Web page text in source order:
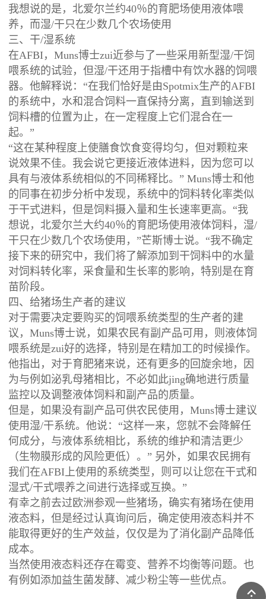
我想说的是，北爱尔兰约40％的育肥场使用液体喂
养，而湿/干只在少数几个农场使用
三、干/湿系统
在AFBI，Muns博士zui近参与了一些采用新型湿/干饲
喂系统的试验，但湿/干还用于指槽中有饮水器的饲喂
器。他解释说：“在我们恰好是由Spotmix生产的AFBI
的系统中，水和混合饲料一直保持分离，直到输送到
饲料槽的位置为止，在一定程度上它们混合在一
起。”
“这在某种程度上使膳食饮食变得均匀，但对颗粒来
说效果不佳。我会说它更接近液体进料，因为您可以
具有与液体系统相似的不同稀释比。” Muns博士和他
的同事在初步分析中发现，系统中的饲料转化率类似
于干式进料，但是饲料摄入量和生长速率更高。“我
想说，北爱尔兰大约40％的育肥场使用液体饲料，湿/
干只在少数几个农场使用，”芒斯博士说。“我不确定
接下来的研究中，我们将了解添加到干饲料中的水量
对饲料转化率，采食量和生长率的影响，特别是在育
苗阶段。
四、给猪场生产者的建议
对于需要决定要购买的饲喂系统类型的生产者的建
议，Muns博士说，如果农民有副产品可用，则液体饲
喂系统是zui好的选择，特别是在精加工的时候操作。
他指出，对于育肥猪来说，还有更多的回旋余地，因
为与例如泌乳母猪相比，不必如此jing确地进行质量
监控以及调整液体饲料和副产品的质量。
但是，如果没有副产品可供农民使用，Muns博士建议
使用湿/干系统。他说：“这样一来，您就不会降解任
何成分，与液体系统相比，系统的维护和清洁更少
（生物膜形成的风险更低）。” 另外，如果农民拥有
我们在AFBI上使用的系统类型，则可以让您在干式和
湿式/干式喂养之间进行选择或互换。”
有幸之前去过欧洲参观一些猪场，确实有猪场在使用
液态料，但是经过认真询问后，确定使用液态料并不
能取得更好的生产效益，仅仅是为了消化副产品降低
成本。
当然使用液态料还存在霉变、营养不均衡等问题。也
有例如添加益生菌发酵、减少粉尘等一些优点。